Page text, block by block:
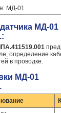
МД-01
МД-01
определение
в проводке.
МД-01